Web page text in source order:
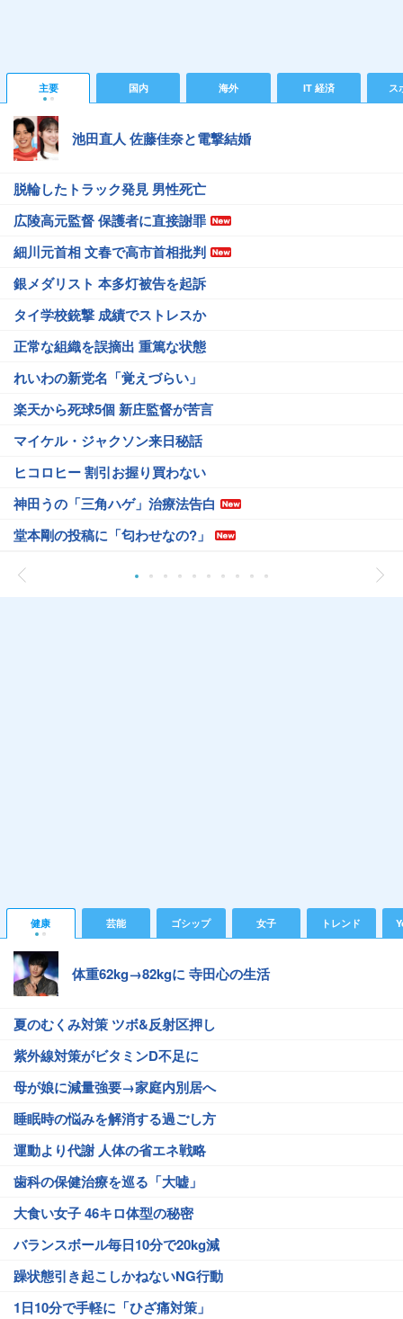
主要 国内 海外 IT 経済 ス
池田直人 佐藤佳奈と電撃結婚
脱輪したトラック発見 男性死亡
広陵高元監督 保護者に直接謝罪
細川元首相 文春で高市首相批判
銀メダリスト 本多灯被告を起訴
タイ学校銃撃 成績でストレスか
正常な組織を誤摘出 重篤な状態
れいわの新党名「覚えづらい」
楽天から死球5個 新庄監督が苦言
マイケル・ジャクソン来日秘話
ヒコロヒー 割引お握り買わない
神田うの「三角ハゲ」治療法告白
堂本剛の投稿に「匂わせなの?」
健康 芸能 ゴシップ 女子 トレンド
体重62kg→82kgに 寺田心の生活
夏のむくみ対策 ツボ&反射区押し
紫外線対策がビタミンD不足に
母が娘に減量強要→家庭内別居へ
睡眠時の悩みを解消する過ごし方
運動より代謝 人体の省エネ戦略
歯科の保健治療を巡る「大嘘」
大食い女子 46キロ体型の秘密
バランスボール毎日10分で20kg減
躁状態引き起こしかねないNG行動
1日10分で手軽に「ひざ痛対策」